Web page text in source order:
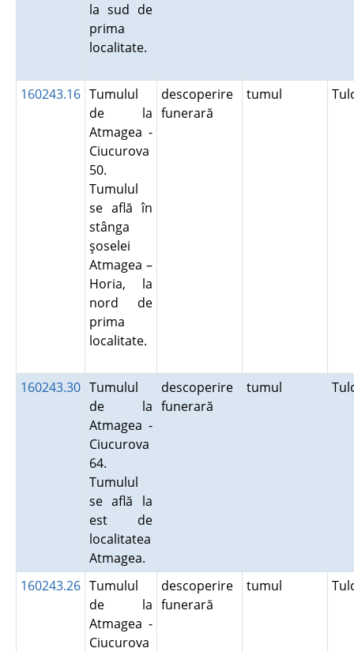
la sud de
prima
localitate.
160243.16 Tumulul
de la
Atmagea -
Ciucurova
50.
Tumulul
se află în
stânga
şoselei
Atmagea –
Horia, la
nord de
prima
localitate.
descoperire
funerară
tumul
160243.30 Tumulul
de la
Atmagea -
Ciucurova
64.
Tumulul
se află la
est de
localitatea
Atmagea.
descoperire
funerară
tumul
160243.26 Tumulul
de la
Atmagea -
Ciucurova
descoperire
funerară
tumul